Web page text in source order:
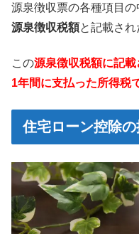
源泉徴収票の各種項目の
源泉徴収税額と記載され
この源泉徴収税額に記
1年間に支払った所得税
住宅ローン控除